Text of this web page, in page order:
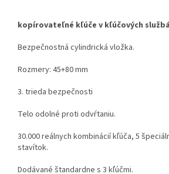
kopírovateľné kľúče v kľúčových
Bezpečnostná cylindrická vložka.
Rozmery: 45+80 mm
3. trieda bezpečnosti
Telo odolné proti odvŕtaniu.
30.000 reálnych kombinácií kľúča, 5
stavítok.
Dodávané štandardne s 3 kľúčmi.